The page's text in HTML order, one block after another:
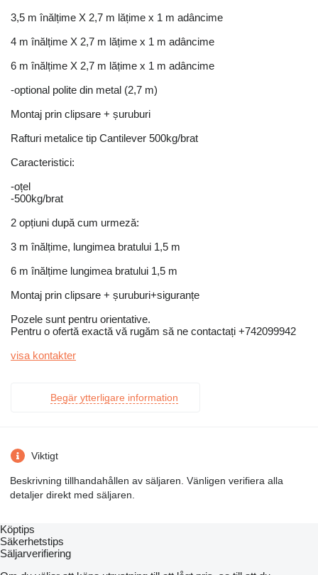
3,5 m înălțime X 2,7 m lățime x 1 m adâncime
4 m înălțime X 2,7 m lățime x 1 m adâncime
6 m înălțime X 2,7 m lățime x 1 m adâncime
-optional polite din metal (2,7 m)
Montaj prin clipsare + șuruburi
Rafturi metalice tip Cantilever 500kg/brat
Caracteristici:
-oțel
-500kg/brat
2 opțiuni după cum urmeză:
3 m înălțime, lungimea bratului 1,5 m
6 m înălțime lungimea bratului 1,5 m
Montaj prin clipsare + șuruburi+siguranțe
Pozele sunt pentru orientative.
Pentru o ofertă exactă vă rugăm să ne contactați +742099942
visa kontakter
Begär ytterligare information
Viktigt
Beskrivning tillhandahållen av säljaren. Vänligen verifiera alla
detaljer direkt med säljaren.
Köptips
Säkerhetstips
Säljarverifiering